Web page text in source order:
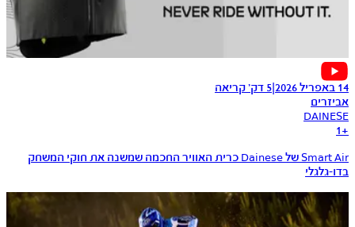
14 באפריל 2026
5 דק׳ קריאה
אביזרים
DAINESE
+
1
Smart Air של Dainese כרית האוויר החכמה שמשנה את חוקי המשחק
בדו-גלגלי